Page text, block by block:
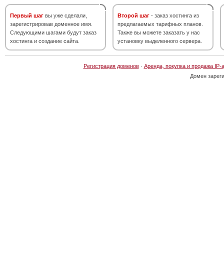
Первый шаг вы уже сделали,
зарегистрировав доменное имя.
Следующими шагами будут заказ
хостинга и создание сайта.
Второй шаг - заказ хостинга из
предлагаемых тарифных планов.
Также вы можете заказать у нас
установку выделенного сервера.
Регистрация доменов· Аренда, покупка и продажа IP-
Домен